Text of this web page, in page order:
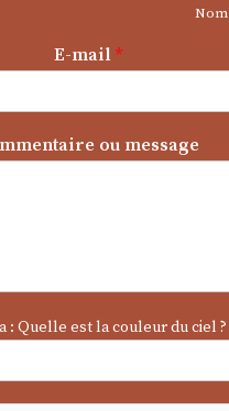
Nom
E-mail *
u
l
ou message
: Quelle est la couleur du ciel ?